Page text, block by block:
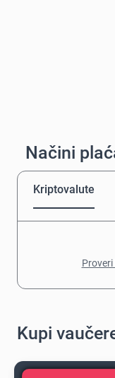
Načini
Kriptovalute
Kupi